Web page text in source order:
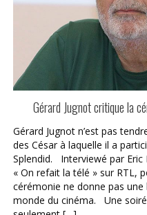
Gérard Jugnot critique la
Gérard Jugnot n’est pas
des César à laquelle il a
Splendid. Interviewé par Eric
« On refait la télé » sur RTL,
cérémonie ne donne pas
monde du cinéma. Une